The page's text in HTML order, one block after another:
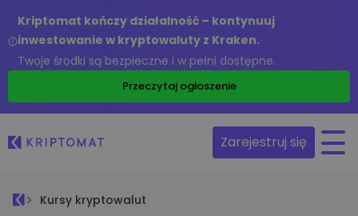
Kriptomat kończy działalność – kontynuuj
inwestowanie w kryptowaluty z Kraken.
Twoje środki są bezpieczne i w pełni dostępne.
Przeczytaj ogłoszenie
Zarejestruj się
Kursy kryptowalut